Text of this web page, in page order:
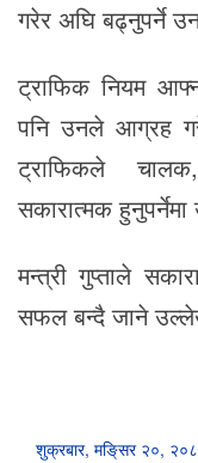
गरेर अघि बढ्नुपर्ने
ट्राफिक नियम
पनि उनले आग्रह
ट्राफिकले
सकारात्मक
मन्त्री गुप्ताले
सफल बन्दै जाने
शुक्रबार, मङि्सर २०,